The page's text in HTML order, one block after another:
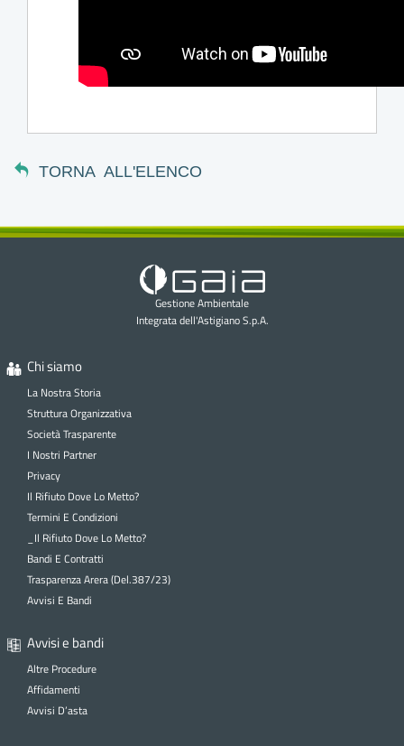
TORNA ALL'ELENCO
Gestione Ambientale
Integrata dell'Astigiano S.p.A.
Chi siamo
La Nostra Storia
Struttura Organizzativa
Società Trasparente
I Nostri Partner
Privacy
Il Rifiuto Dove Lo Metto?
Termini E Condizioni
_Il Rifiuto Dove Lo Metto?
Bandi E Contratti
Trasparenza Arera (Del.387/23)
Avvisi E Bandi
Avvisi e bandi
Altre Procedure
Affidamenti
Avvisi D’asta